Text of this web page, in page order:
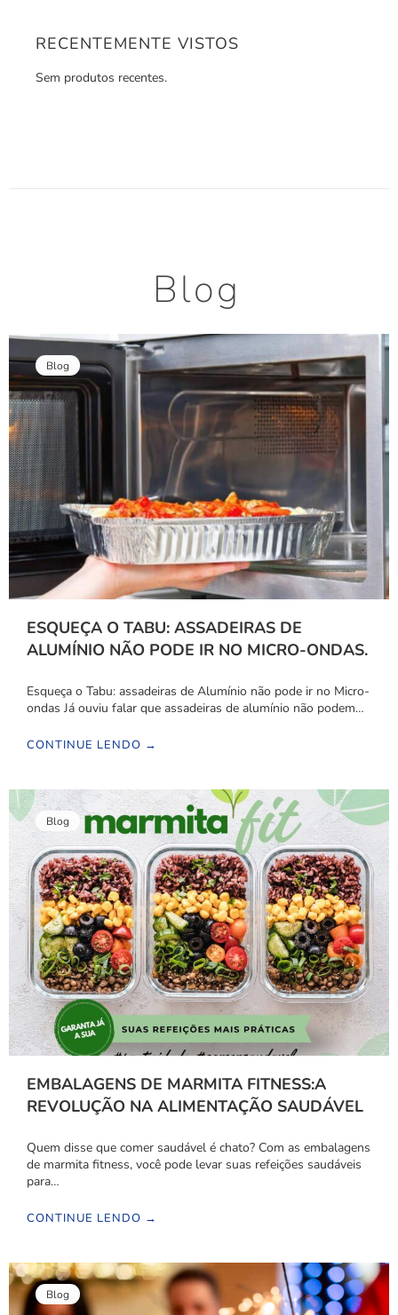
RECENTEMENTE VISTOS
Sem produtos recentes.
Blog
Blog
ESQUEÇA O TABU: ASSADEIRAS DE
ALUMÍNIO NÃO PODE IR NO MICRO-ONDAS.
Esqueça o Tabu: assadeiras de Alumínio não pode ir no Micro-
ondas Já ouviu falar que assadeiras de alumínio não podem…
CONTINUE LENDO →
Blog
EMBALAGENS DE MARMITA FITNESS:A
REVOLUÇÃO NA ALIMENTAÇÃO SAUDÁVEL
Quem disse que comer saudável é chato? Com as embalagens
de marmita fitness, você pode levar suas refeições saudáveis
para…
CONTINUE LENDO →
Blog